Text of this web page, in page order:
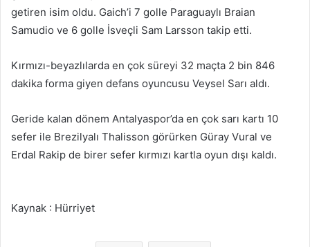
getiren isim oldu. Gaich’i 7 golle Paraguaylı Braian
Samudio ve 6 golle İsveçli Sam Larsson takip etti.
Kırmızı-beyazlılarda en çok süreyi 32 maçta 2 bin 846
dakika forma giyen defans oyuncusu Veysel Sarı aldı.
Geride kalan dönem Antalyaspor’da en çok sarı kartı 10
sefer ile Brezilyalı Thalisson görürken Güray Vural ve
Erdal Rakip de birer sefer kırmızı kartla oyun dışı kaldı.
Kaynak : Hürriyet